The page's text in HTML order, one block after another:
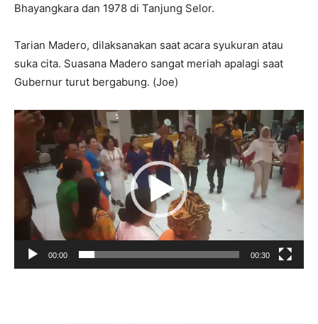
Bhayangkara dan 1978 di Tanjung Selor.
Tarian Madero, dilaksanakan saat acara syukuran atau
suka cita. Suasana Madero sangat meriah apalagi saat
Gubernur turut bergabung. (Joe)
Pemutar
00:00 00:30